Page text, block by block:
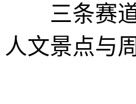
三条赛道
人文景点与